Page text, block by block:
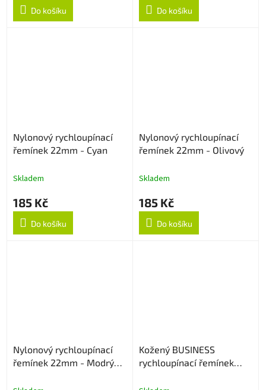
Do košíku Do košíku
Nylonový rychloupínací
řemínek 22mm - Cyan
Skladem
185 Kč
Do košíku
Nylonový rychloupínací
řemínek 22mm - Olivový
Skladem
185 Kč
Do košíku
Nylonový rychloupínací
řemínek 22mm - Modrý
Kožený BUSINESS
rychloupínací řemínek